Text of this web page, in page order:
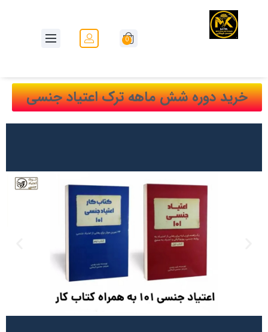
0
خرید دوره شش ماهه ترک اعتیاد جنسی